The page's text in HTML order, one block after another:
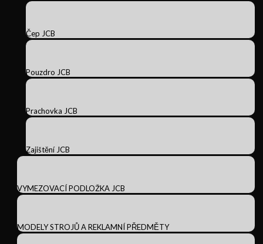
Čep JCB
Pouzdro JCB
Prachovka JCB
Zajištění JCB
VYMEZOVACÍ PODLOŽKA JCB
MODELY STROJŮ A REKLAMNÍ PŘEDMĚTY